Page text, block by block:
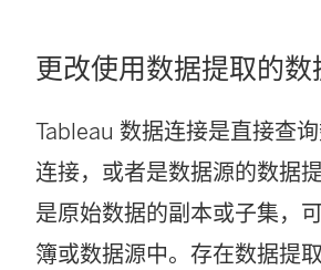
更改使用数据提取的数
Tableau 数据连接是直接查
连接，或者是数据源的数据
是原始数据的副本或子集，
簿或数据源中。存在数据提